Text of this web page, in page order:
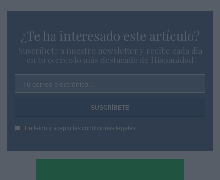
¿Te ha interesado este artículo?
Suscríbete a nuestro newsletter y recibe cada dia
en tu correo lo más destacado de Hispanidad
Tu correo electrónico...
He leído y acepto las condiciones legales